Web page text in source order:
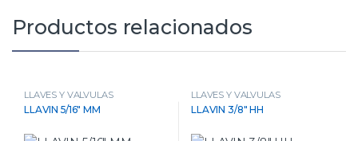
Productos relacionados
LLAVES Y VALVULAS
LLAVIN 5/16″ MM
LLAVES Y VALVULAS
LLAVIN 3/8″ HH